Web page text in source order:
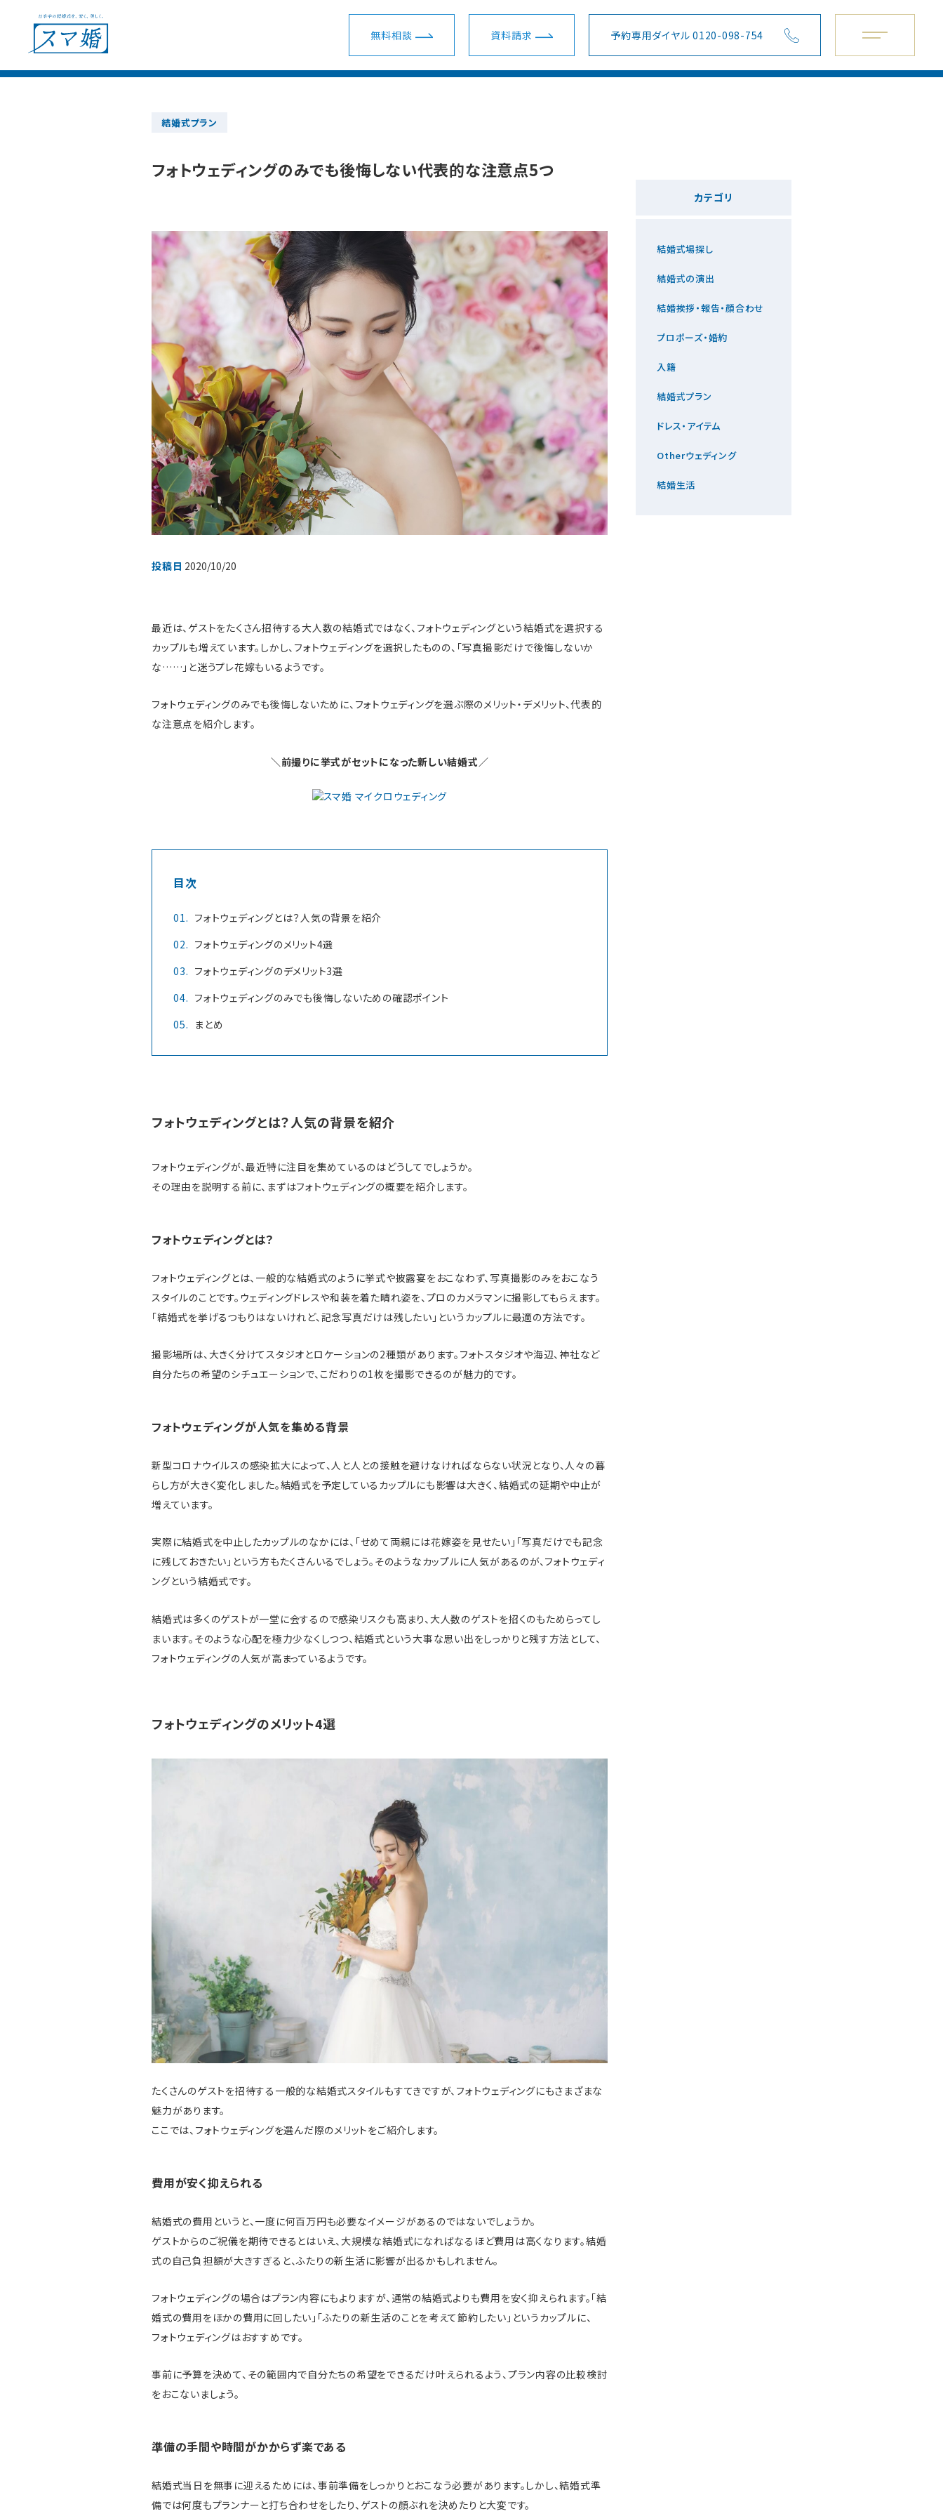
無料相談 資料請求 予約専用ダイヤル 0120-098-754
ウェディングプラン
会場別見積例 装花・ドレス・料理
ウェディングレポート 結婚準備ガイド
お知らせ
無料相談
お申込み
資料請求
LINEで無料相談予約 予約専用ダイヤル 0120-098-754
スマ婚フォト＋挙式
スマ婚会費制パーティー
スマ婚二次会
梅田ショールーム
横浜サロン
大宮サロン
京都サロン
神戸サロン
関西
地方主要都市
コラボ式場
海外リゾート
結婚式プラン
フォトウェディングのみでも後悔しない代表的な注意点5つ
投稿日 2020/10/20
最近は、ゲストをたくさん招待する大人数の結婚式ではなく、フォトウェディングという結婚式を選択する
カップルも増えています。しかし、フォトウェディングを選択したものの、「写真撮影だけで後悔しないか
な……」と迷うプレ花嫁もいるようです。
フォトウェディングのみでも後悔しないために、フォトウェディングを選ぶ際のメリット・デメリット、代表的
な注意点を紹介します。
＼前撮りに挙式がセットになった新しい結婚式／
目次
フォトウェディングとは？人気の背景を紹介
フォトウェディングのメリット4選
フォトウェディングのデメリット3選
フォトウェディングのみでも後悔しないための確認ポイント
まとめ
フォトウェディングとは？人気の背景を紹介
フォトウェディングが、最近特に注目を集めているのはどうしてでしょうか。
その理由を説明する前に、まずはフォトウェディングの概要を紹介します。
フォトウェディングとは？
フォトウェディングとは、一般的な結婚式のように挙式や披露宴をおこなわず、写真撮影のみをおこなう
スタイルのことです。ウェディングドレスや和装を着た晴れ姿を、プロのカメラマンに撮影してもらえます。
「結婚式を挙げるつもりはないけれど、記念写真だけは残したい」というカップルに最適の方法です。
撮影場所は、大きく分けてスタジオとロケーションの2種類があります。フォトスタジオや海辺、神社など
自分たちの希望のシチュエーションで、こだわりの1枚を撮影できるのが魅力的です。
フォトウェディングが人気を集める背景
新型コロナウイルスの感染拡大によって、人と人との接触を避けなければならない状況となり、人々の暮
らし方が大きく変化しました。結婚式を予定しているカップルにも影響は大きく、結婚式の延期や中止が
増えています。
実際に結婚式を中止したカップルのなかには、「せめて両親には花嫁姿を見せたい」「写真だけでも記念
に残しておきたい」という方もたくさんいるでしょう。そのようなカップルに人気があるのが、フォトウェディ
ングという結婚式です。
結婚式は多くのゲストが一堂に会するので感染リスクも高まり、大人数のゲストを招くのもためらってし
まいます。そのような心配を極力少なくしつつ、結婚式という大事な思い出をしっかりと残す方法として、
フォトウェディングの人気が高まっているようです。
フォトウェディングのメリット4選
たくさんのゲストを招待する一般的な結婚式スタイルもすてきですが、フォトウェディングにもさまざまな
魅力があります。
ここでは、フォトウェディングを選んだ際のメリットをご紹介します。
費用が安く抑えられる
結婚式の費用というと、一度に何百万円も必要なイメージがあるのではないでしょうか。
ゲストからのご祝儀を期待できるとはいえ、大規模な結婚式になればなるほど費用は高くなります。結婚
式の自己負担額が大きすぎると、ふたりの新生活に影響が出るかもしれません。
フォトウェディングの場合はプラン内容にもよりますが、通常の結婚式よりも費用を安く抑えられます。「結
婚式の費用をほかの費用に回したい」「ふたりの新生活のことを考えて節約したい」というカップルに、
フォトウェディングはおすすめです。
事前に予算を決めて、その範囲内で自分たちの希望をできるだけ叶えられるよう、プラン内容の比較検討
をおこないましょう。
準備の手間や時間がかからず楽である
結婚式当日を無事に迎えるためには、事前準備をしっかりとおこなう必要があります。しかし、結婚式準
備では何度もプランナーと打ち合わせをしたり、ゲストの顔ぶれを決めたりと大変です。
カテゴリ
結婚式場探し
結婚式の演出
結婚挨拶・報告・顔合わせ
プロポーズ・婚約
入籍
結婚式プラン
ドレス・アイテム
Otherウェディング
結婚生活